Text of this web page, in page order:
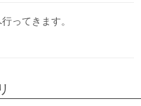
ってきます。